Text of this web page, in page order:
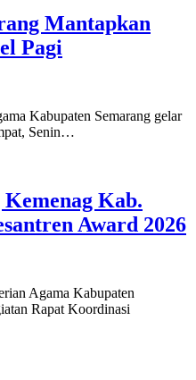
Mantapkan
Pagi
Kabupaten Semarang gelar
Senin…
Kab.
Award 2026
Agama Kabupaten
Rapat Koordinasi